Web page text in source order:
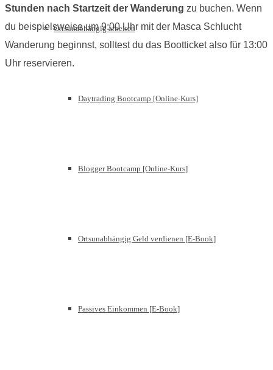
Ortsunabhängig arbeiten
Daytrading Bootcamp [Online-Kurs]
Blogger Bootcamp [Online-Kurs]
Ortsunabhängig Geld verdienen [E-Book]
Passives Einkommen [E-Book]
Stunden nach Startzeit der Wanderung zu buchen. Wenn
du beispielsweise um 9:00 Uhr mit der Masca Schlucht
Wanderung beginnst, solltest du das Bootticket also für 13:00
Uhr reservieren.